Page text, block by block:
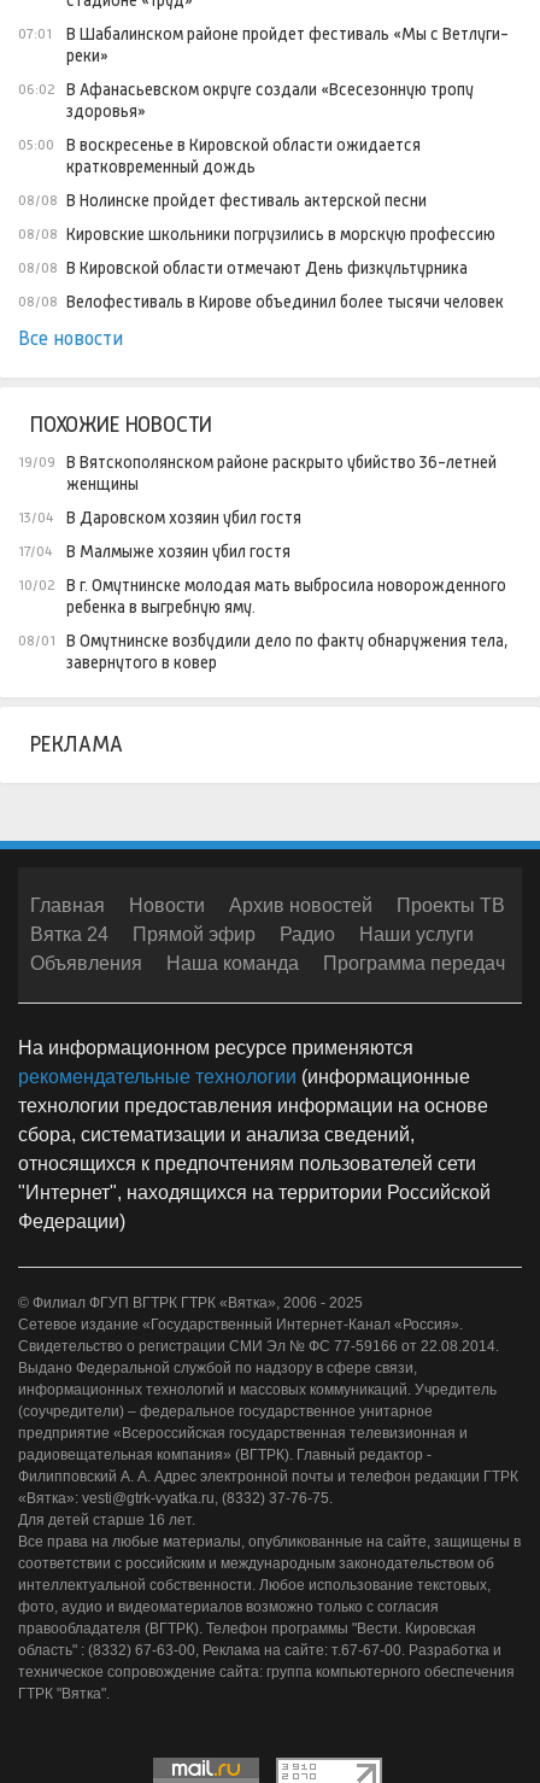
07:01
В Шабалинском районе пройдет фестиваль «Мы с Ветлуги-
реки»
06:02
В Афанасьевском округе создали «Всесезонную тропу
здоровья»
05:00
В воскресенье в Кировской области ожидается
кратковременный дождь
08/08 В Нолинске пройдет фестиваль актерской песни
08/08 Кировские школьники погрузились в морскую профессию
08/08 В Кировской области отмечают День физкультурника
08/08 Велофестиваль в Кирове объединил более тысячи человек
Все новости
ПОХОЖИЕ НОВОСТИ
19/09
В Вятскополянском районе раскрыто убийство 36-летней
женщины
13/04 В Даровском хозяин убил гостя
17/04 В Малмыже хозяин убил гостя
10/02
В г. Омутнинске молодая мать выбросила новорожденного
ребенка в выгребную яму.
08/01
В Омутнинске возбудили дело по факту обнаружения тела,
завернутого в ковер
РЕКЛАМА
Главная Новости Архив новостей
Проекты ТВ
Вятка 24
Прямой эфир Радио
Наши услуги
Объявления
Наша команда Программа передач
На информационном ресурсе применяются
рекомендательные технологии (информационные
технологии предоставления информации на основе
сбора, систематизации и анализа сведений,
относящихся к предпочтениям пользователей сети
"Интернет", находящихся на территории Российской
Федерации)
© Филиал ФГУП ВГТРК ГТРК «Вятка», 2006 - 2025
Сетевое издание «Государственный Интернет-Канал «Россия».
Свидетельство о регистрации СМИ Эл № ФС 77-59166 от 22.08.2014.
Выдано Федеральной службой по надзору в сфере связи,
информационных технологий и массовых коммуникаций. Учредитель
(соучредители) – федеральное государственное унитарное
предприятие «Всероссийская государственная телевизионная и
радиовещательная компания» (ВГТРК). Главный редактор -
Филипповский А. А. Адрес электронной почты и телефон редакции ГТРК
«Вятка»: vesti@gtrk-vyatka.ru, (8332) 37-76-75.
Для детей старше 16 лет.
Все права на любые материалы, опубликованные на сайте, защищены в
соответствии с российским и международным законодательством об
интеллектуальной собственности. Любое использование текстовых,
фото, аудио и видеоматериалов возможно только с согласия
правообладателя (ВГТРК). Телефон программы "Вести. Кировская
область" : (8332) 67-63-00, Реклама на сайте: т.67-67-00. Разработка и
техническое сопровождение сайта: группа компьютерного обеспечения
ГТРК "Вятка".